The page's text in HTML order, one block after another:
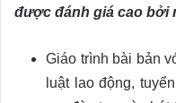
được đánh giá cao bởi
Giáo trình bài bản
luật lao động,